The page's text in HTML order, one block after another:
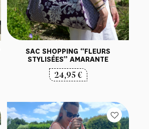
SAC SHOPPING “FLEURS
STYLISÉES” AMARANTE
24,95 €